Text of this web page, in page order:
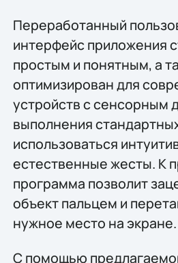
Переработанный
интерфейс приложения
простым и понятным, а
оптимизирован для
устройств с сенсорным
выполнения
использоваться
естественные жесты. К
программа позволит
объект пальцем и
нужное место на экране.
С помощью